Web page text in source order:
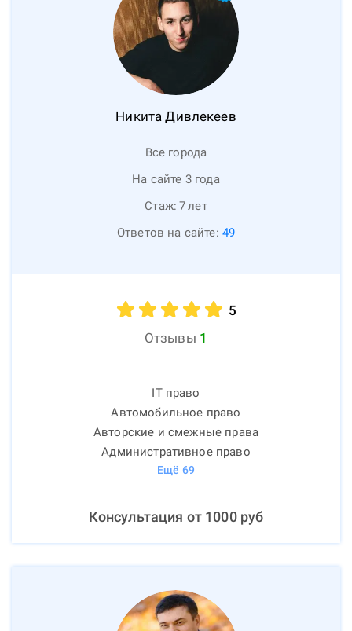
Никита Дивлекеев
Все города
На сайте 3 года
Стаж: 7лет
Ответов на сайте: 49
5
Отзывы 1
IT право
Автомобильное право
Авторские и смежные права
Административное право
Ещё 69
Консультация от 1000руб